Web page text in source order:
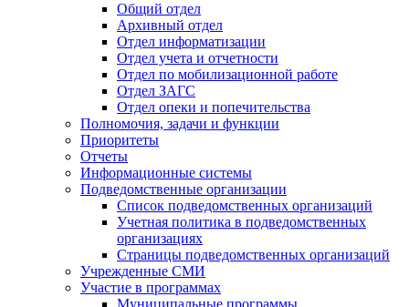
Общий отдел
Архивный отдел
Отдел информатизации
Отдел учета и отчетности
Отдел по мобилизационной работе
Отдел ЗАГС
Отдел опеки и попечительства
Полномочия, задачи и функции
Приоритеты
Отчеты
Информационные системы
Подведомственные организации
Список подведомственных организаций
Учетная политика в подведомственных
организациях
Страницы подведомственных организаций
Учрежденные СМИ
Участие в программах